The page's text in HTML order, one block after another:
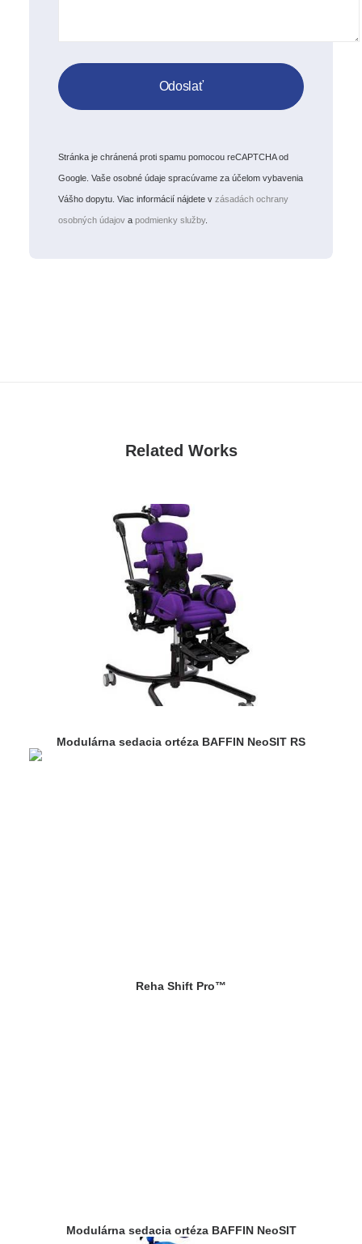
Stránka je chránená proti spamu pomocou reCAPTCHA od
Google. Vaše osobné údaje spracúvame za účelom vybavenia
Vášho dopytu. Viac informácií nájdete v zásadách ochrany
osobných údajov a podmienky služby.
Related Works
Modulárna sedacia ortéza BAFFIN NeoSIT RS
Reha Shift Pro™
Modulárna sedacia ortéza BAFFIN NeoSIT